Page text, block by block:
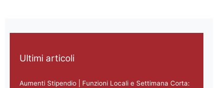
Ultimi articoli
Aumenti Stipendio | Funzioni Locali e Settimana Corta: